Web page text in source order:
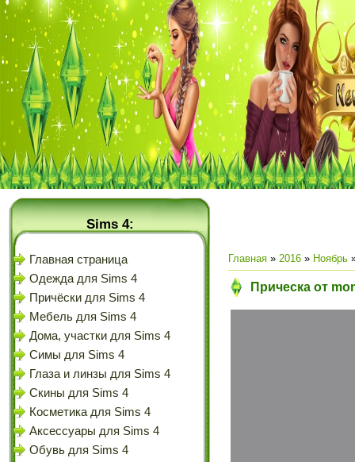
Sims 4:
Главная страница
Одежда для Sims 4
Причёски для Sims 4
Мебель для Sims 4
Дома, участки для Sims 4
Симы для Sims 4
Глаза и линзы для Sims 4
Скины для Sims 4
Косметика для Sims 4
Аксессуары для Sims 4
Обувь для Sims 4
Главная » 2016 » Ноябрь
Прическа от